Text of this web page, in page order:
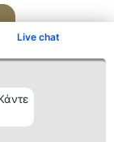
Live chat